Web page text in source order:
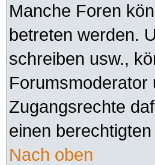
Manche Foren
betreten werden.
schreiben usw.,
Forumsmoderator
Zugangsrechte
einen
Nach oben